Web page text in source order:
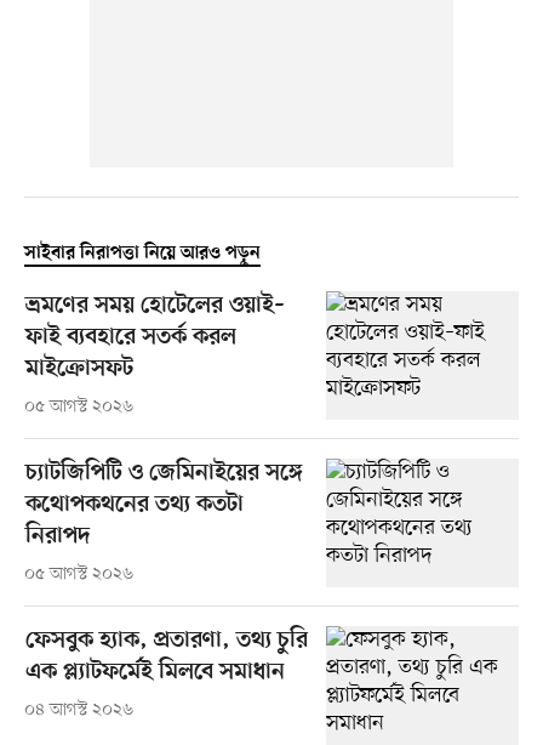
সাইবার নিরাপত্তা নিয়ে আরও পড়ুন
ভ্রমণের সময় হোটেলের ওয়াই–
ফাই ব্যবহারে সতর্ক করল
মাইক্রোসফট
০৫ আগস্ট ২০২৬
চ্যাটজিপিটি ও জেমিনাইয়ের সঙ্গে
কথোপকথনের তথ্য কতটা
নিরাপদ
০৫ আগস্ট ২০২৬
ফেসবুক হ্যাক, প্রতারণা, তথ্য চুরি
এক প্ল্যাটফর্মেই মিলবে সমাধান
০৪ আগস্ট ২০২৬